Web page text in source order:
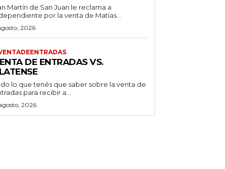
Martín de San Juan le reclama a
por la venta de Matías...
2026
DE ENTRADAS VS.
lo que tenés que saber sobre la venta de
para recibir a...
2026